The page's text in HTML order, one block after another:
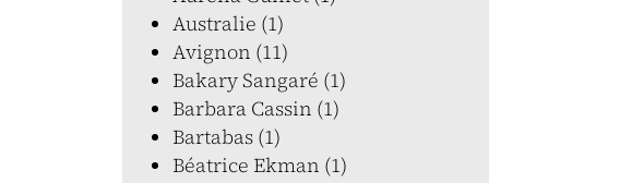
Australie (1)
Avignon (11)
Bakary Sangaré (1)
Barbara Cassin (1)
Bartabas (1)
Béatrice Ekman (1)